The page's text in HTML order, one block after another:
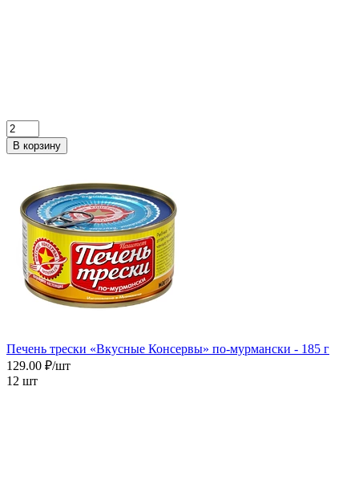
В корзину
Печень трески «Вкусные Консервы» по-мурмански - 185 г
129.00 ₽/шт
12 шт